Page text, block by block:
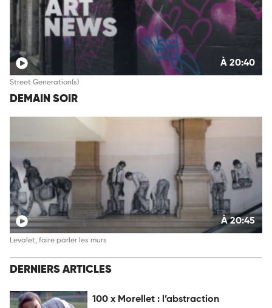
À 20:40
Street Generation(s)
DEMAIN SOIR
À 20:45
Levalet, faire parler les murs
DERNIERS ARTICLES
100 x Morellet : l’abstraction